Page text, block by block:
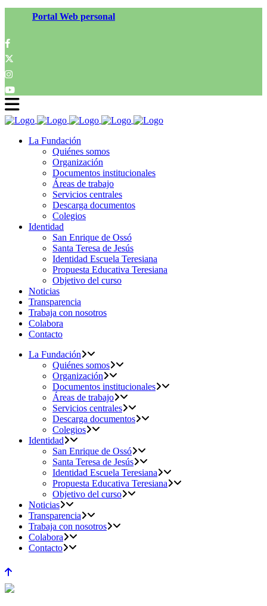
Portal Web personal
La Fundación
Quiénes somos
Organización
Documentos institucionales
Áreas de trabajo
Servicios centrales
Descarga documentos
Colegios
Identidad
San Enrique de Ossó
Santa Teresa de Jesús
Identidad Escuela Teresiana
Propuesta Educativa Teresiana
Objetivo del curso
Noticias
Transparencia
Trabaja con nosotros
Colabora
Contacto
La Fundación
Quiénes somos
Organización
Documentos institucionales
Áreas de trabajo
Servicios centrales
Descarga documentos
Colegios
Identidad
San Enrique de Ossó
Santa Teresa de Jesús
Identidad Escuela Teresiana
Propuesta Educativa Teresiana
Objetivo del curso
Noticias
Transparencia
Trabaja con nosotros
Colabora
Contacto